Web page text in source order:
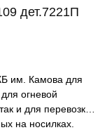
дет.7221П
им. Камова для
огневой
и для перевозки
на носилках.